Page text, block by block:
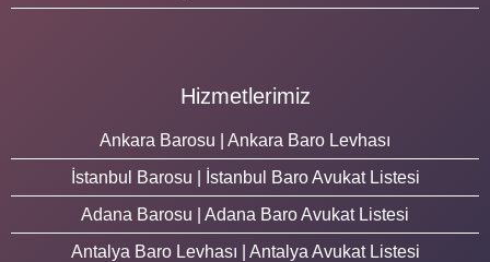
Hizmetlerimiz
Ankara Barosu | Ankara Baro Levhası
İstanbul Barosu | İstanbul Baro Avukat Listesi
Adana Barosu | Adana Baro Avukat Listesi
Antalya Baro Levhası | Antalya Avukat Listesi